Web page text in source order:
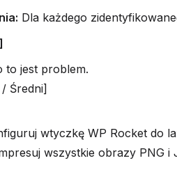
Dla każdego
to jest problem.
Średni]
wtyczkę WP Rocket do
wszystkie obrazy PNG